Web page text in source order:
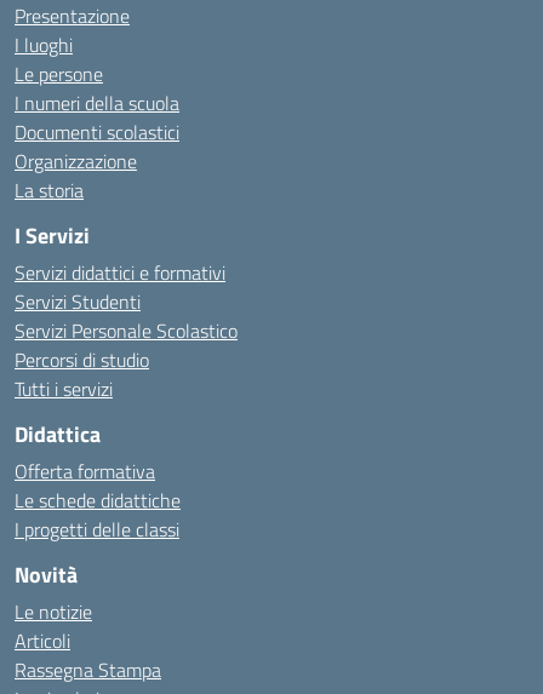
Presentazione
I luoghi
Le persone
I numeri della scuola
Documenti scolastici
Organizzazione
La storia
I Servizi
Servizi didattici e formativi
Servizi Studenti
Servizi Personale Scolastico
Percorsi di studio
Tutti i servizi
Didattica
Offerta formativa
Le schede didattiche
I progetti delle classi
Novità
Le notizie
Articoli
Rassegna Stampa